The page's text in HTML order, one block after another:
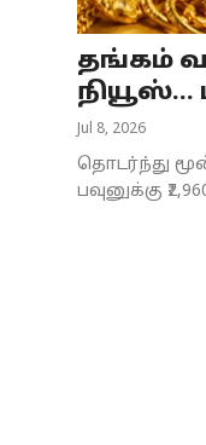
தங்கம்
Jul 8, 2026
தொடர்ந்து
பவுனுக்கு